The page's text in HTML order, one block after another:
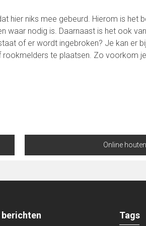
hier niks mee gebeurd. Hierom is het
waar nodig is. Daarnaast is het ook
of er wordt ingebroken? Je kan er
rookmelders te plaatsen. Zo voorkom
Online
berichten Tags